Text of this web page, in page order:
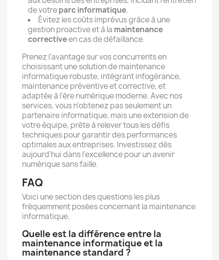
de votreparc informatique.
Évitez les coûts imprévus grâce à une
gestion proactive et à la maintenance
correctiveen cas de défaillance.
Prenez l'avantage sur vos concurrents en
choisissant une solution de maintenance
informatique robuste, intégrant infogérance,
maintenance préventive et corrective, et
adaptée à l'ère numérique moderne. Avec nos
services, vous n'obtenez pas seulement un
partenaire informatique, mais une extension de
votre équipe, prête à relever tous les défis
techniques pour garantir des performances
optimales aux entreprises. Investissez dès
aujourd'hui dans l'excellence pour un avenir
numérique sans faille.
FAQ
Voici une section des questions les plus
fréquemment posées concernant la maintenance
informatique.
Quelle est la différence entre la
maintenance informatique et la
maintenance standard ?